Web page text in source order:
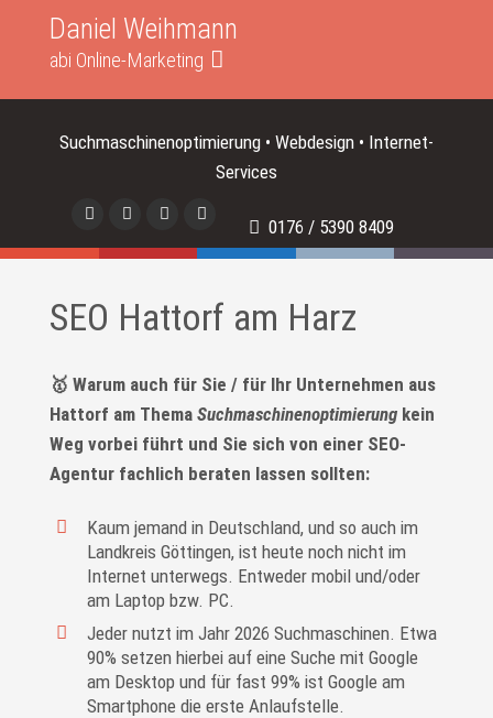
Daniel Weihmann
abi Online-Marketing
Suchmaschinenoptimierung • Webdesign • Internet-
Services
0176 / 5390 8409
SEO Hattorf am Harz
🥇 Warum auch für Sie / für Ihr Unternehmen aus
Hattorf am Thema Suchmaschinenoptimierungkein
Weg vorbei führt und Sie sich von einer SEO-
Agentur fachlich beraten lassen sollten:
Kaum jemand in Deutschland, und so auch im
Landkreis Göttingen, ist heute noch nicht im
Internet unterwegs. Entweder mobil und/oder
am Laptop bzw. PC.
Jeder nutzt im Jahr 2026 Suchmaschinen. Etwa
90% setzen hierbei auf eine Suche mit Google
am Desktop und für fast 99% ist Google am
Smartphone die erste Anlaufstelle.